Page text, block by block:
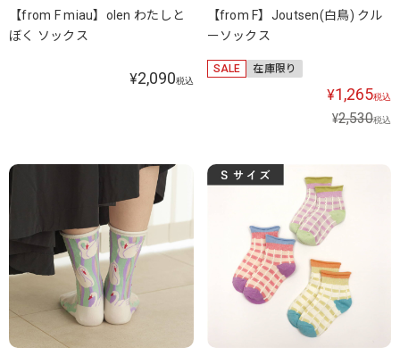
【from F miau】olen わたしと
ぼく ソックス
¥2,090税込
【from F】Joutsen(白鳥) クル
ーソックス
SALE 在庫限り
¥1,265税込
¥2,530税込